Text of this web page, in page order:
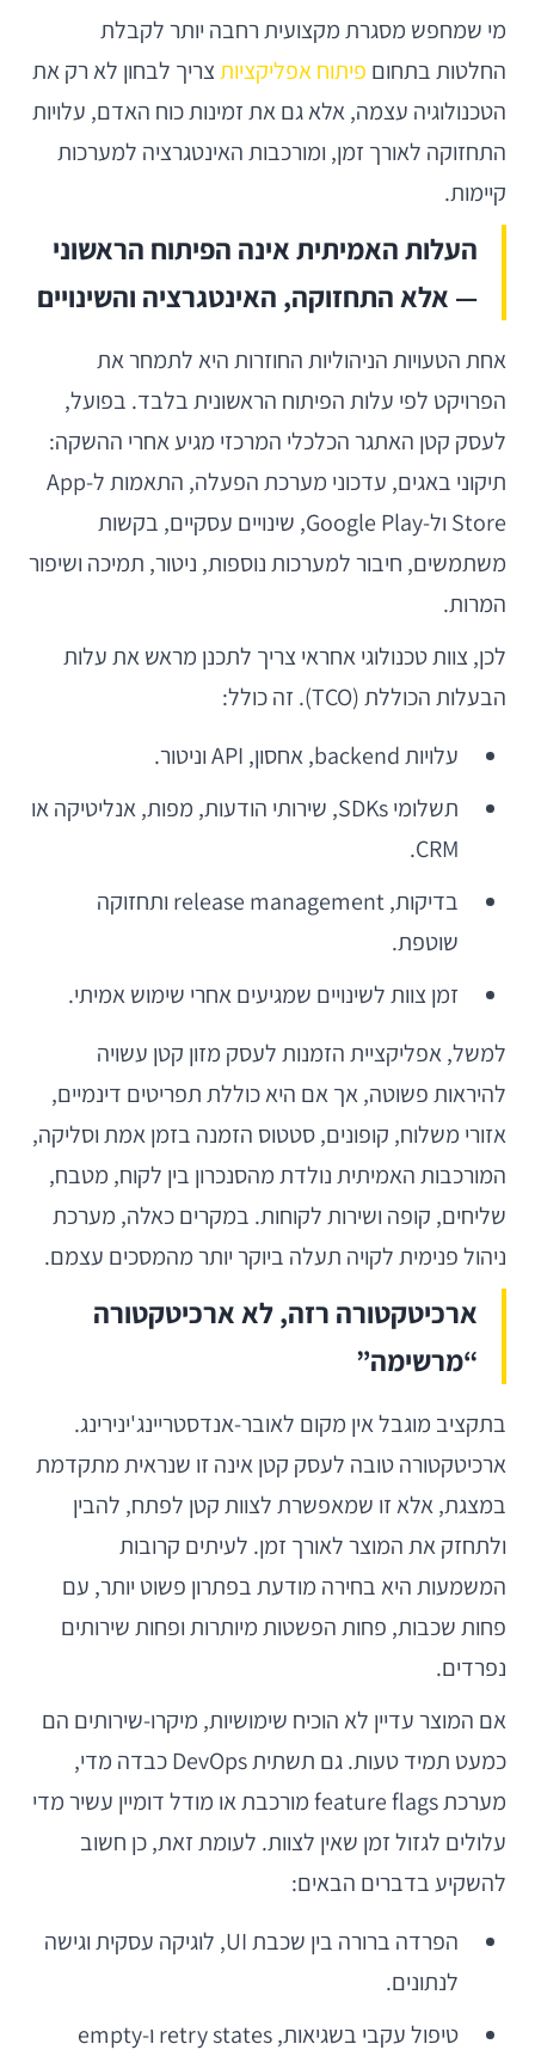
מי שמחפש מסגרת מקצועית רחבה יותר לקבלת
החלטות בתחום פיתוח אפליקציותצריך לבחון לא רק את
הטכנולוגיה עצמה, אלא גם את זמינות כוח האדם, עלויות
התחזוקה לאורך זמן, ומורכבות האינטגרציה למערכות
קיימות.
העלות האמיתית אינה הפיתוח הראשוני
— אלא התחזוקה, האינטגרציה והשינויים
אחת הטעויות הניהוליות החוזרות היא לתמחר את
הפרויקט לפי עלות הפיתוח הראשונית בלבד. בפועל,
לעסק קטן האתגר הכלכלי המרכזי מגיע אחרי ההשקה:
תיקוני באגים, עדכוני מערכת הפעלה, התאמות ל-App
Store ול-Google Play, שינויים עסקיים, בקשות
משתמשים, חיבור למערכות נוספות, ניטור, תמיכה ושיפור
המרות.
לכן, צוות טכנולוגי אחראי צריך לתכנן מראש את עלות
הבעלות הכוללת (TCO). זה כולל:
עלויות backend, אחסון, API וניטור.
תשלומי SDKs, שירותי הודעות, מפות, אנליטיקה או
CRM.
בדיקות, release management ותחזוקה
שוטפת.
זמן צוות לשינויים שמגיעים אחרי שימוש אמיתי.
למשל, אפליקציית הזמנות לעסק מזון קטן עשויה
להיראות פשוטה, אך אם היא כוללת תפריטים דינמיים,
אזורי משלוח, קופונים, סטטוס הזמנה בזמן אמת וסליקה,
המורכבות האמיתית נולדת מהסנכרון בין לקוח, מטבח,
שליחים, קופה ושירות לקוחות. במקרים כאלה, מערכת
ניהול פנימית לקויה תעלה ביוקר יותר מהמסכים עצמם.
ארכיטקטורה רזה, לא ארכיטקטורה
“מרשימה”
בתקציב מוגבל אין מקום לאובר-אנדסטריינג'ינירינג.
ארכיטקטורה טובה לעסק קטן אינה זו שנראית מתקדמת
במצגת, אלא זו שמאפשרת לצוות קטן לפתח, להבין
ולתחזק את המוצר לאורך זמן. לעיתים קרובות
המשמעות היא בחירה מודעת בפתרון פשוט יותר, עם
פחות שכבות, פחות הפשטות מיותרות ופחות שירותים
נפרדים.
אם המוצר עדיין לא הוכיח שימושיות, מיקרו-שירותים הם
כמעט תמיד טעות. גם תשתית DevOps כבדה מדי,
מערכת feature flags מורכבת או מודל דומיין עשיר מדי
עלולים לגזול זמן שאין לצוות. לעומת זאת, כן חשוב
להשקיע בדברים הבאים:
הפרדה ברורה בין שכבת UI, לוגיקה עסקית וגישה
לנתונים.
טיפול עקבי בשגיאות, retry states ו-empty